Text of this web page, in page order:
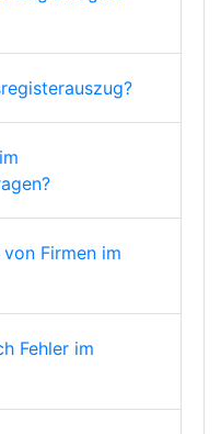
Firmen im
Fehler im